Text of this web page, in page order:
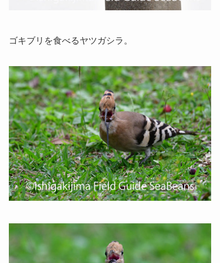
ゴキブリを食べるヤツガシラ。